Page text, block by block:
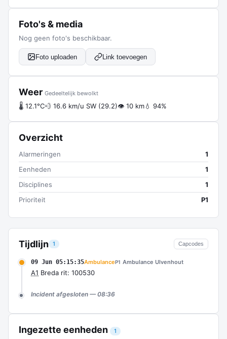
Tijdlijn 1 Capcodes
09 Jun 05:15:35AmbulanceP1 Ambulance Ulvenhout
A1 Breda rit: 100530
Incident afgesloten — 08:36
Ingezette eenheden 1
Foto's & media
Nog geen foto's beschikbaar.
Foto uploaden Link toevoegen
Weer Gedeeltelijk bewolkt
🌡 12.1°C💨 16.6 km/u SW (29.2)👁 10 km💧 94%
Overzicht
Alarmeringen
1
Eenheden
1
Disciplines
1
Prioriteit
P1